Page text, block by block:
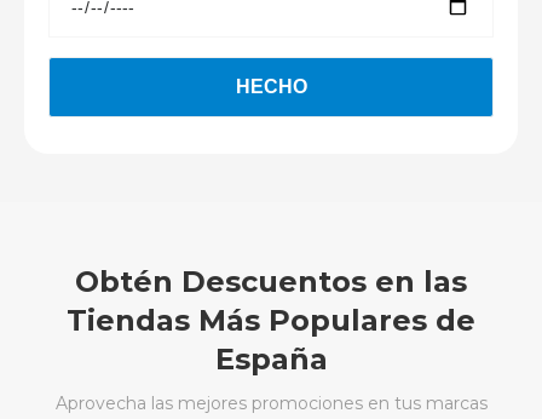
Obtén Descuentos en las
Tiendas Más Populares de
España
Aprovecha las mejores promociones en tus marcas